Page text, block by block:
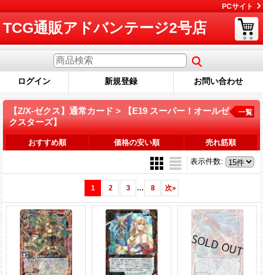
PCサイト
TCG通販アドバンテージ2号店
ログイン 新規登録 お問い合わせ
【Z/X-ゼクス】通常カード > 【E19 スーパー！オールゼ
クスターズ】
一覧
おすすめ順 価格の安い順 売れ筋順
表示件数:
1 2 3 ... 8 次»